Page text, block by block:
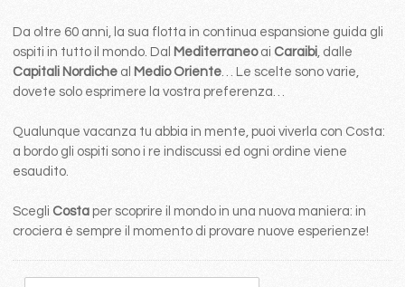
Da oltre 60 anni, la sua flotta in continua espansione guida gli
ospiti in tutto il mondo. Dal Mediterraneo ai Caraibi, dalle
Capitali Nordicheal Medio Oriente… Le scelte sono varie,
dovete solo esprimere la vostra preferenza…
Qualunque vacanza tu abbia in mente, puoi viverla con Costa:
a bordo gli ospiti sono i re indiscussi ed ogni ordine viene
esaudito.
Scegli Costa per scoprire il mondo in una nuova maniera: in
crociera è sempre il momento di provare nuove esperienze!